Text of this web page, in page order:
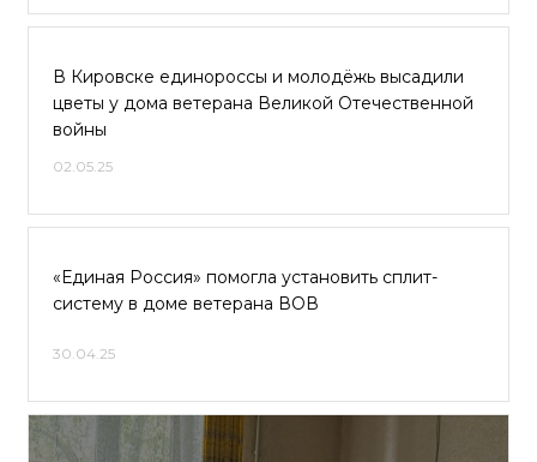
В Кировске единороссы и молодёжь высадили
цветы у дома ветерана Великой Отечественной
войны
02.05.25
«Единая Россия» помогла установить сплит-
систему в доме ветерана ВОВ
30.04.25